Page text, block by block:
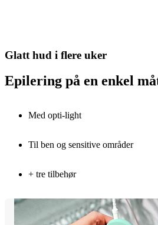
Glatt hud i flere uker
Epilering på en enkel
Med opti-light
Til ben og sensitive områder
+ tre tilbehør